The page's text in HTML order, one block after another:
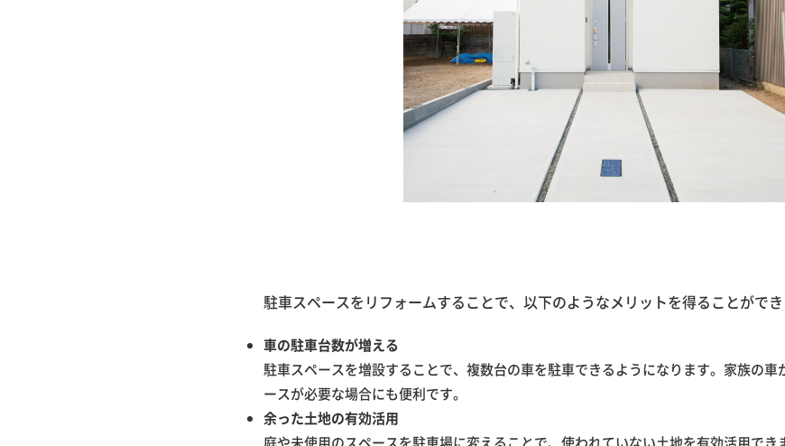
駐車スペースをリフォームすることで、以下のようなメリットを得ることができ
車の駐車台数が増える
駐車スペースを増設することで、複数台の車を駐車できるようになります。家族の車
ースが必要な場合にも便利です。
余った土地の有効活用
庭や未使用のスペースを駐車場に変えることで、使われていない土地を有効活用でき